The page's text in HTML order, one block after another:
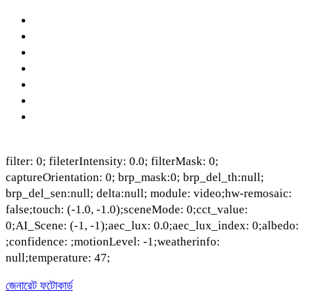
filter: 0; fileterIntensity: 0.0; filterMask: 0;
captureOrientation: 0; brp_mask:0; brp_del_th:null;
brp_del_sen:null; delta:null; module: video;hw-remosaic:
false;touch: (-1.0, -1.0);sceneMode: 0;cct_value:
0;AI_Scene: (-1, -1);aec_lux: 0.0;aec_lux_index: 0;albedo:
;confidence: ;motionLevel: -1;weatherinfo:
null;temperature: 47;
জেনারেট ফটোকার্ড